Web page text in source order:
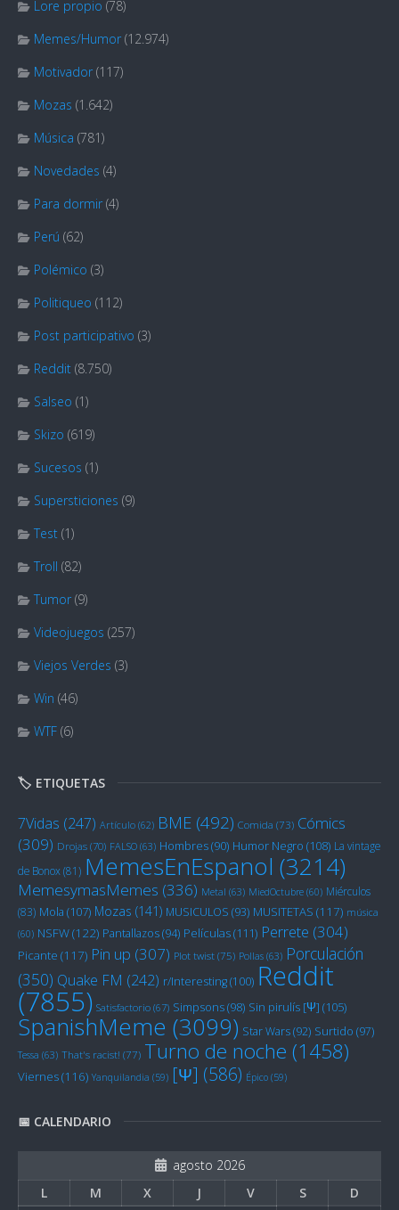
Lore propio (78)
Memes/Humor (12.974)
Motivador (117)
Mozas (1.642)
Música (781)
Novedades (4)
Para dormir (4)
Perú (62)
Polémico (3)
Politiqueo (112)
Post participativo (3)
Reddit (8.750)
Salseo (1)
Skizo (619)
Sucesos (1)
Supersticiones (9)
Test (1)
Troll (82)
Tumor (9)
Videojuegos (257)
Viejos Verdes (3)
Win (46)
WTF (6)
🏷️ ETIQUETAS
7Vidas (247) Artículo (62) BME (492) Comida (73) Cómics
(309) Drojas (70) FALSO (63) Hombres(90) Humor Negro (108) La vintage
de Bonox(81) MemesEnEspanol (3214)
MemesymasMemes (336) Metal (63) MiedOctubre (60) Miérculos
(83) Mola (107) Mozas (141) MUSICULOS (93) MUSITETAS (117) música
(60) NSFW(122) Pantallazos(94) Películas(111) Perrete (304)
Picante (117) Pin up (307) Plot twist (75) Pollas (63) Porculación
(350) Quake FM (242) r/Interesting(100) Reddit
(7855) Satisfactorio (67) Simpsons(98) Sin pirulís [Ψ] (105)
SpanishMeme (3099) Star Wars(92) Surtido (97)
Tessa (63) That's racist! (77) Turno de noche (1458)
Viernes(116) Yanquilandia (59) [Ψ] (586) Épico (59)
📅 CALENDARIO
agosto 2026
L
M X J V S
D